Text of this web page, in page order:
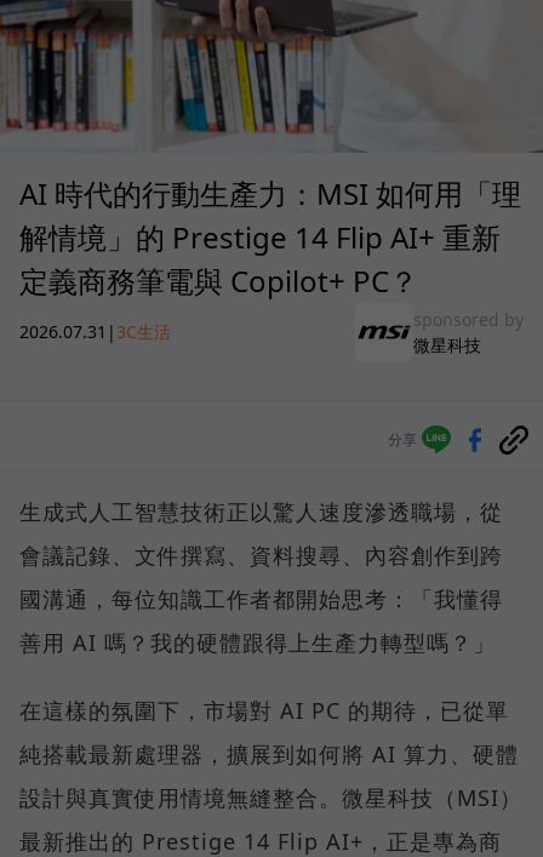
AI 時代的行動生產力：MSI 如何用「理
解情境」的 Prestige 14 Flip AI+ 重新
定義商務筆電與 Copilot+ PC？
2026.07.31 | 3C生活
sponsored by
微星科技
分享
生成式人工智慧技術正以驚人速度滲透職場，從
會議記錄、文件撰寫、資料搜尋、內容創作到跨
國溝通，每位知識工作者都開始思考：「我懂得
善用 AI 嗎？我的硬體跟得上生產力轉型嗎？」
在這樣的氛圍下，市場對 AI PC 的期待，已從單
純搭載最新處理器，擴展到如何將 AI 算力、硬體
設計與真實使用情境無縫整合。微星科技（MSI）
最新推出的 Prestige 14 Flip AI+，正是專為商